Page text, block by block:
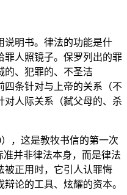
说明书。律法的功能是什
罪人照镜子。保罗列出的罪
的、犯罪的、不圣洁
条针对与上帝的关系（不
对人际关系（弑父母的、杀
，这是教牧书信的第一次
并非律法本身，而是律法
被正用时，它引人认罪悔
论的工具、炫耀的资本。